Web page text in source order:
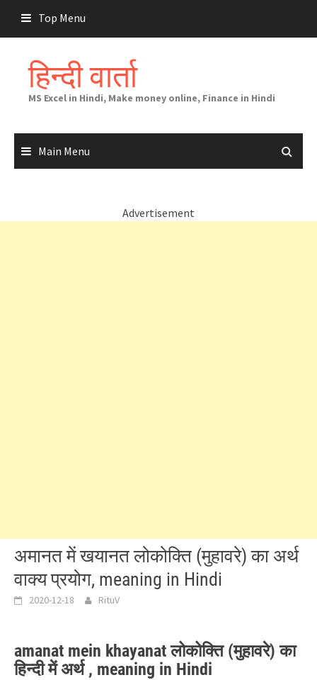
content
Top Menu
हिन्दी वार्ता
MS Excel in Hindi, Make money online, Finance in Hindi
Main Menu
Advertisement
अमानत में खयानत लोकोक्ति (मुहावरे) का अर्थ
वाक्य प्रयोग, meaning in Hindi
2020-12-18 RituV
amanat mein khayanat लोकोक्ति (मुहावरे) का
हिन्दी में अर्थ , meaning in Hindi